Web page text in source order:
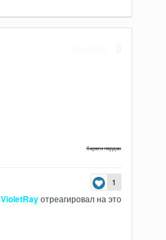
береги пердак
1
VioletRayотреагировал на это